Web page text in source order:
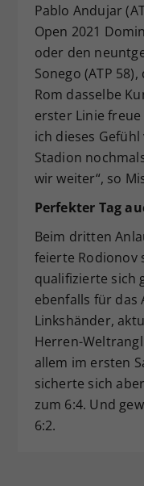
Pablo Andujar
Open 2021
oder den
Sonego (ATP
Rom dasselbe
erster Linie
ich dieses
Stadion
wir weiter“, so
Perfekter Tag
Beim dritten
feierte Rodionov
qualifizierte sich
ebenfalls für das
Linkshänder,
Herren-
allem im ersten
sicherte sich
zum 6:4. Und
6:2.